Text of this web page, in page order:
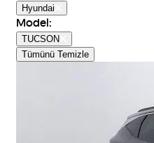
Hyundai
Model:
TUCSON
Tümünü Temizle